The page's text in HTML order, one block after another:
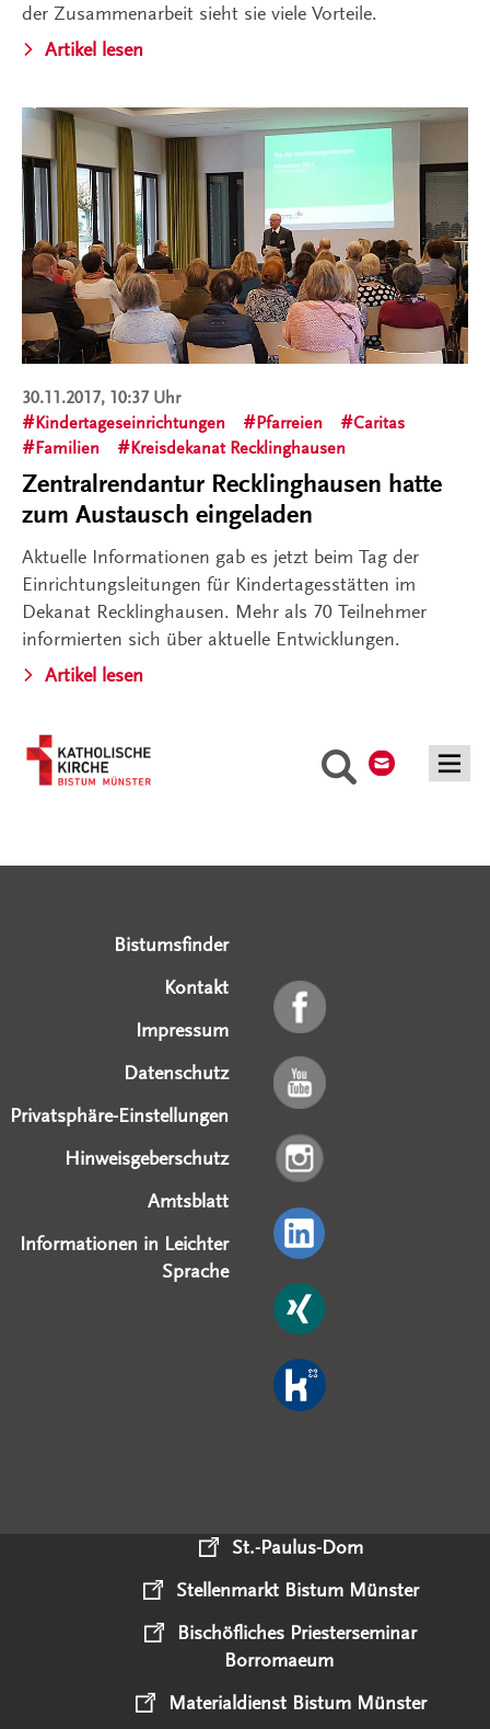
Suche
der Zusammenarbeit sieht sie viele Vorteile.
Artikel lesen
30.11.2017, 10:37 Uhr
Kindertageseinrichtungen
Pfarreien
Caritas
Familien
Kreisdekanat Recklinghausen
Zentralrendantur Recklinghausen hatte
zum Austausch eingeladen
Aktuelle Informationen gab es jetzt beim Tag der
Einrichtungsleitungen für Kindertagesstätten im
Dekanat Recklinghausen. Mehr als 70 Teilnehmer
informierten sich über aktuelle Entwicklungen.
Artikel lesen
Bistumsfinder
Kontakt
Impressum
Datenschutz
Privatsphäre-Einstellungen
Hinweisgeberschutz
Amtsblatt
Informationen in Leichter
Sprache
St.-Paulus-Dom
Stellenmarkt Bistum Münster
Bischöfliches Priesterseminar
Borromaeum
Materialdienst Bistum Münster